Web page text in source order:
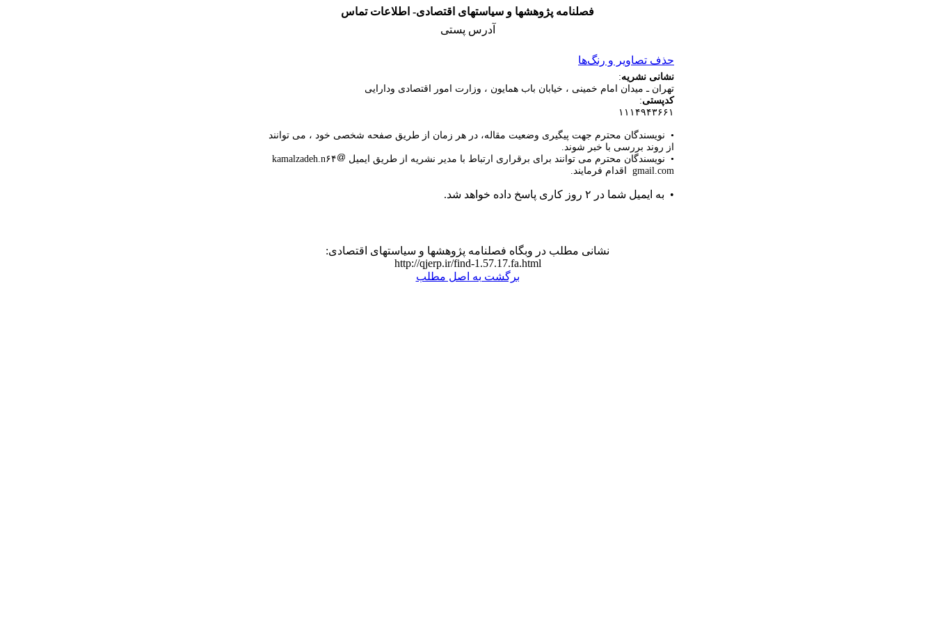
فصلنامه پژوهشها و سیاستهای اقتصادی- اطلاعات تماس
آدرس پستی
حذف تصاویر و رنگ‌ها
نشانی نشریه:
تهران ـ میدان امام خمینی ، خیابان باب همایون ، وزارت امور اقتصادی ودارایی
کدپستی:
۱۱۱۴۹۴۳۶۶۱
• نویسندگان محترم جهت پیگیری وضعیت مقاله، در هر زمان از طریق صفحه شخصی خود ، می توانند
از روند بررسی با خبر شوند.
• نویسندگان محترم می توانند برای برقراری ارتباط با مدیر نشریه از طریق ایمیل kamalzadeh.n۶۴
gmail.com اقدام فرمایند.
• به ایمیل شما در ۲ روز کاری پاسخ داده خواهد شد.
نشانی مطلب در وبگاه فصلنامه پژوهشها و سیاستهای اقتصادی:
http://qjerp.ir/find-1.57.17.fa.html
برگشت به اصل مطلب